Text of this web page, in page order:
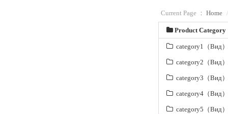
Current Page ： Home
Product Category
category1（Вид）
category2（Вид）
category3（Вид）
category4（Вид）
category5（Вид）